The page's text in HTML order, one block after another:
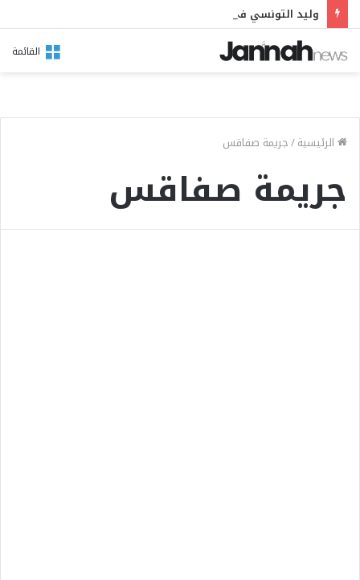
القائمة
الرئيسية/جريمة صفاقس
جريمة صفاقس